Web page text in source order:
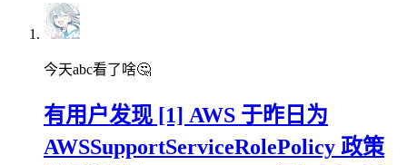
今天abc看了啥🤔
有用户发现 [1] AWS 于昨日为
AWSSupportServiceRolePolicy 政策